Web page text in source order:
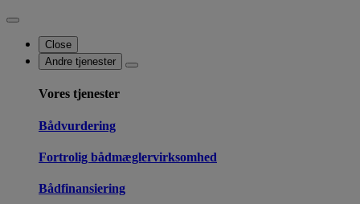
Close
Andre tjenester
Vores tjenester
Bådvurdering
Fortrolig bådmæglervirksomhed
Bådfinansiering